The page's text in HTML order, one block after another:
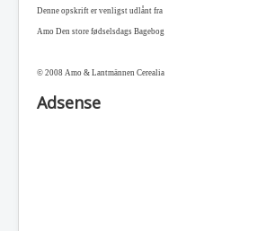
Denne opskrift er venligst udlånt fra
Amo Den store fødselsdags Bagebog
© 2008 Amo & Lantmännen Cerealia
Adsense